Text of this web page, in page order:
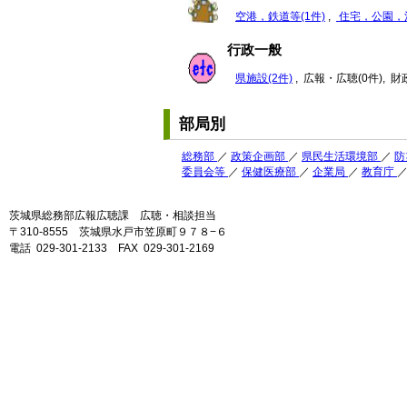
空港，鉄道等(1件) , 住宅，公園
行政一般
県施設(2件) , 広報・広聴(0件), 財
部局別
総務部 ／ 政策企画部 ／ 県民生活環境部 ／
委員会等 ／ 保健医療部 ／ 企業局 ／ 教育庁
茨城県総務部広報広聴課 広聴・相談担当
〒310-8555 茨城県水戸市笠原町９７８−６
電話 029-301-2133 FAX 029-301-2169